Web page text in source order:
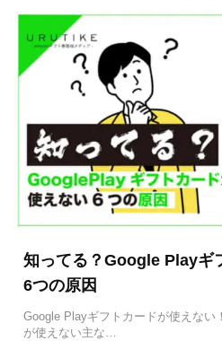
知ってる？Google Playギ
6つの原因
Google Playギフトカードが使えない
が使えない主な…